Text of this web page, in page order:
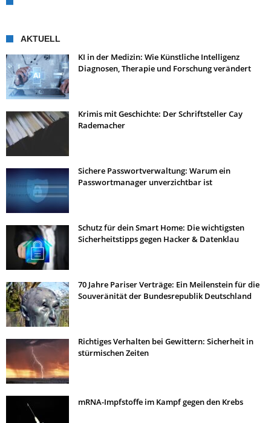
AKTUELL
KI in der Medizin: Wie Künstliche Intelligenz
Diagnosen, Therapie und Forschung verändert
Krimis mit Geschichte: Der Schriftsteller Cay
Rademacher
Sichere Passwortverwaltung: Warum ein
Passwortmanager unverzichtbar ist
Schutz für dein Smart Home: Die wichtigsten
Sicherheitstipps gegen Hacker & Datenklau
70 Jahre Pariser Verträge: Ein Meilenstein für die
Souveränität der Bundesrepublik Deutschland
Richtiges Verhalten bei Gewittern: Sicherheit in
stürmischen Zeiten
mRNA-Impfstoffe im Kampf gegen den Krebs